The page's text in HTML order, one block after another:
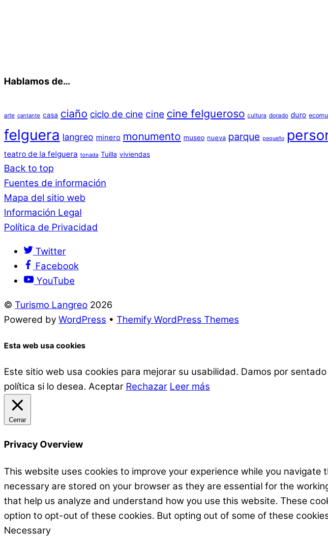
Hablamos de…
arte cantante casa ciaño ciclo de cine cine cine felgueroso cultura dorado duro
felguera langreo minero monumento museo nueva parque pequeño
teatro de la felguera tonada Tuilla viviendas
Back to top
Fuentes de información
Mapa del sitio web
Información Legal
Política de Privacidad
Twitter
Facebook
YouTube
© Turismo Langreo 2026
Powered by WordPress • Themify WordPress Themes
Esta web usa cookies
Este sitio web usa cookies para mejorar su usabilidad. Damos por
política si lo desea. Aceptar Rechazar Leer más
Cerrar
Privacy Overview
This website uses cookies to improve your experience while you
necessary are stored on your browser as they are essential for the
that help us analyze and understand how you use this website. These
option to opt-out of these cookies. But opting out of some of these
Necessary